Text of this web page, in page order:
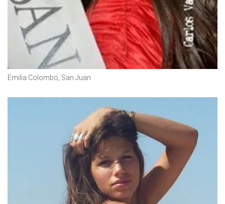
Emilia Colombo, San Juan